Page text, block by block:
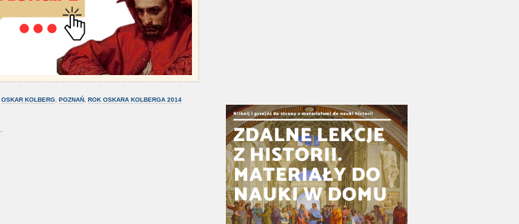
OSKAR KOLBERG, POZNAŃ, ROK OSKARA KOLBERGA 2014